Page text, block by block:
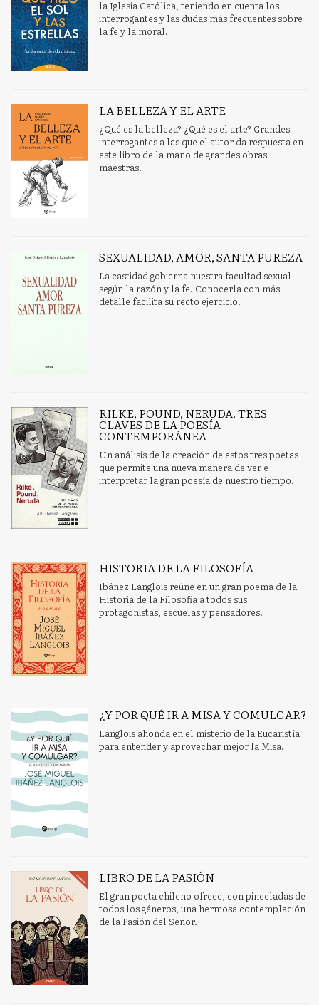
la Iglesia Católica, teniendo en cuenta los
interrogantes y las dudas más frecuentes sobre
la fe y la moral.
LA BELLEZA Y EL ARTE
¿Qué es la belleza? ¿Qué es el arte? Grandes
interrogantes a las que el autor da respuesta en
este libro de la mano de grandes obras
maestras.
SEXUALIDAD, AMOR, SANTA PUREZA
La castidad gobierna nuestra facultad sexual
según la razón y la fe. Conocerla con más
detalle facilita su recto ejercicio.
RILKE, POUND, NERUDA. TRES
CLAVES DE LA POESÍA
CONTEMPORÁNEA
Un análisis de la creación de estos tres poetas
que permite una nueva manera de ver e
interpretar la gran poesía de nuestro tiempo.
HISTORIA DE LA FILOSOFÍA
Ibáñez Langlois reúne en un gran poema de la
Historia de la Filosofía a todos sus
protagonistas, escuelas y pensadores.
¿Y POR QUÉ IR A MISA Y COMULGAR?
Langlois ahonda en el misterio de la Eucaristía
para entender y aprovechar mejor la Misa.
LIBRO DE LA PASIÓN
El gran poeta chileno ofrece, con pinceladas de
todos los géneros, una hermosa contemplación
de la Pasión del Señor.